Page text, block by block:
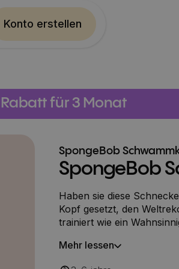
Konto erstellen
für 3 Monat
SpongeBob
SpongeBob
Haben sie diese
Kopf gesetzt, den
trainiert wie ein
wird ein Spielautomat
Mehr lessen